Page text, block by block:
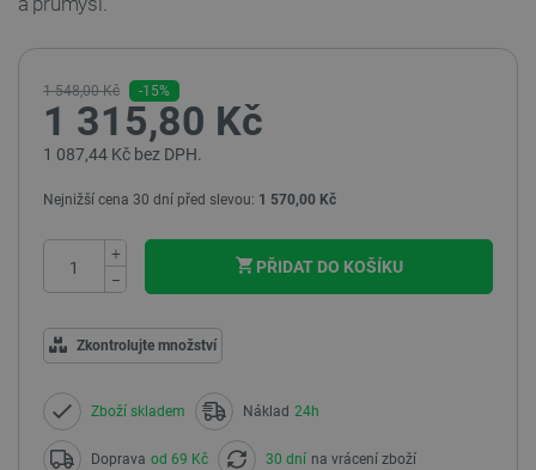
1 548,00 Kč -15%
1 315,80 Kč
1 087,44 Kč bez DPH.
Nejnižší cena 30 dní před slevou: 1 570,00 Kč
+
−
PŘIDAT DO KOŠÍKU
Zkontrolujte množství
Zboží skladem Náklad 24h
Doprava od 69 Kč 30 dní na vrácení zboží